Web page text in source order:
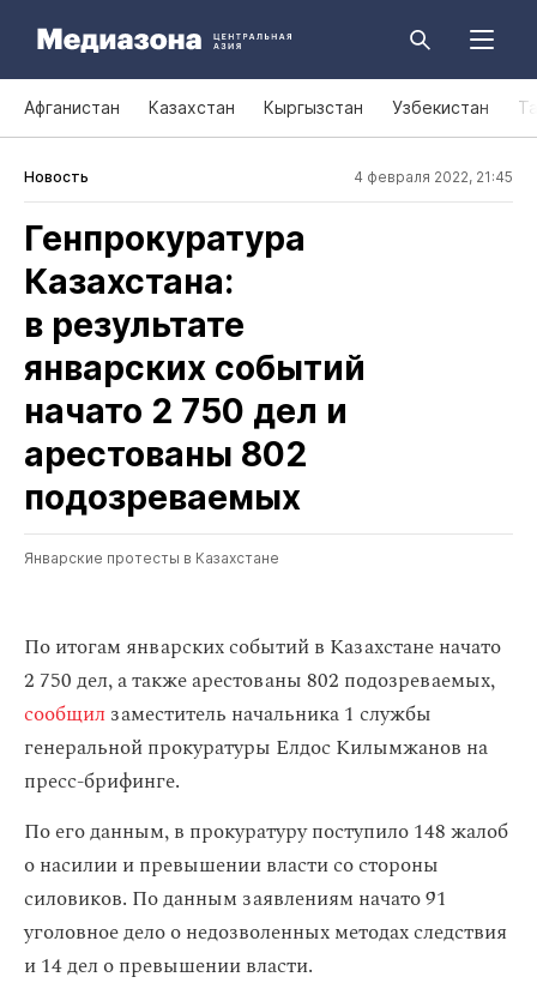
Афганистан Казахстан Кыргызстан Узбекистан
Новость 4 февраля 2022, 21:45
Генпрокуратура
Казахстана:
в результате
январских событий
начато 2 750 дел и
арестованы 802
подозреваемых
Январские протесты в Казахстане
По итогам январских событий в Казахстане начато
2 750 дел, а также арестованы 802 подозреваемых,
сообщил заместитель начальника 1 службы
генеральной прокуратуры Елдос Килымжанов на
пресс-брифинге.
По его данным, в прокуратуру поступило 148 жалоб
о насилии и превышении власти со стороны
силовиков. По данным заявлениям начато 91
уголовное дело о недозволенных методах следствия
и 14 дел о превышении власти.